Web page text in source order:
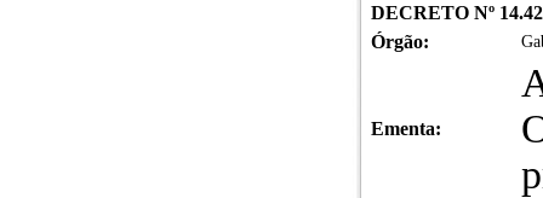
DECRETO Nº
Órgão:
Ementa: